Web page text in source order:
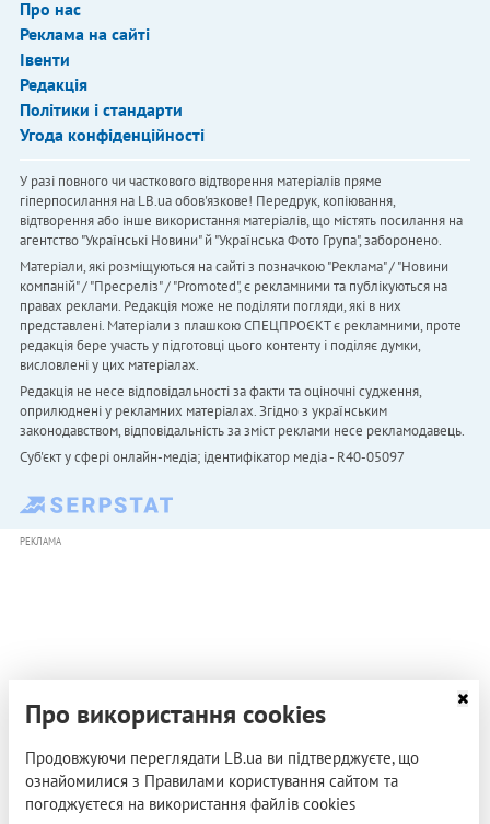
Про нас
Реклама на сайті
Івенти
Редакція
Політики і стандарти
Угода конфіденційності
У разі повного чи часткового відтворення матеріалів пряме
гіперпосилання на LB.ua обов'язкове! Передрук, копіювання,
відтворення або інше використання матеріалів, що містять посилання на
агентство "Українськi Новини" й "Українська Фото Група", заборонено.
Матеріали, які розміщуються на сайті з позначкою "Реклама" / "Новини
компаній" / "Пресреліз" / "Promoted", є рекламними та публікуються на
правах реклами. Редакція може не поділяти погляди, які в них
представлені. Матеріали з плашкою СПЕЦПРОЄКТ є рекламними, проте
редакція бере участь у підготовці цього контенту і поділяє думки,
висловлені у цих матеріалах.
Редакція не несе відповідальності за факти та оціночні судження,
оприлюднені у рекламних матеріалах. Згідно з українським
законодавством, відповідальність за зміст реклами несе рекламодавець.
Cуб'єкт у сфері онлайн-медіа; ідентифікатор медіа - R40-05097
РЕКЛАМА
Про використання cookies
Продовжуючи переглядати LB.ua ви підтверджуєте, що
ознайомилися з Правилами користування сайтом та
погоджуєтеся на використання файлів cookies